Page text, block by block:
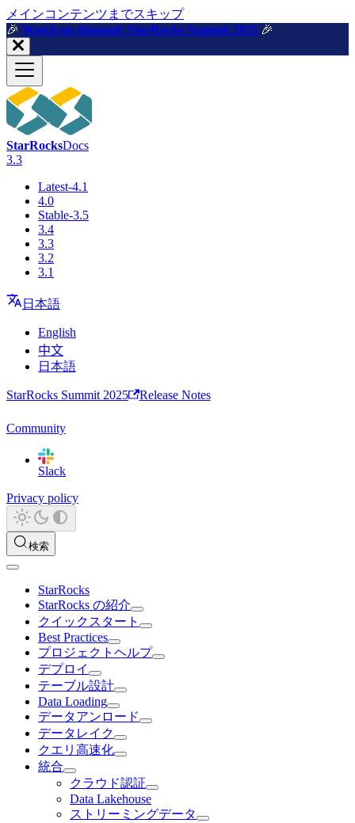
メインコンテンツまでスキップ
🎉️ Watch on demand: StarRocks Summit 2025 🎉️
StarRocksDocs
3.3
Latest-4.1
4.0
Stable-3.5
3.4
3.3
3.2
3.1
日本語
English
中文
日本語
StarRocks Summit 2025 Release Notes
Community
Slack
Privacy policy
検索
StarRocks
StarRocks の紹介
クイックスタート
Best Practices
プロジェクトヘルプ
デプロイ
テーブル設計
Data Loading
データアンロード
データレイク
クエリ高速化
統合
クラウド認証
Data Lakehouse
ストリーミングデータ